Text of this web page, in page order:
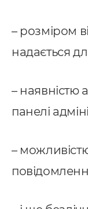
– розміром
надається
– наявністю
панелі
–